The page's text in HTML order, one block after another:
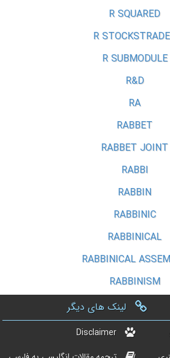
R SQUARED
R
R SUBMODULE
R&D
RA
RABBET
RABBET JOINT
RABBI
RABBIN
RABBINIC
RABBINICAL
RABBINICAL
RABBINISM
لینک های دیگر
Disclaimer